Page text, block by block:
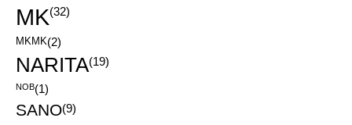
MK(32)
MKMK(2)
NARITA(19)
NOB(1)
SANO(9)